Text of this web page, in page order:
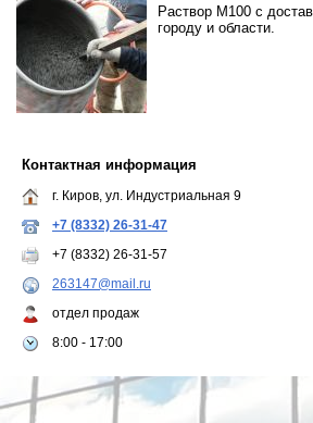
Раствор М100 с
городу и области.
Контактная информация
г. Киров, ул. Индустриальная 9
+7 (8332) 26-31-47
+7 (8332) 26-31-57
263147@mail.ru
отдел продаж
8:00 - 17:00